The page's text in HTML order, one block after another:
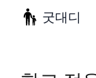
굿대디